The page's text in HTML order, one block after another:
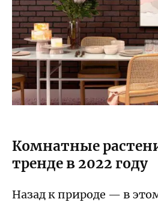
Комнатные
тренде в 2022 году
Назад к природе — в